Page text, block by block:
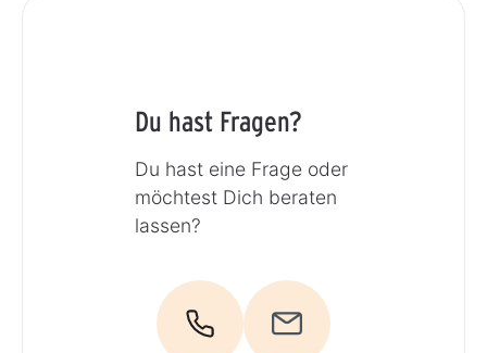
Du hast Fragen?
Du hast eine Frage oder
möchtest Dich beraten
lassen?